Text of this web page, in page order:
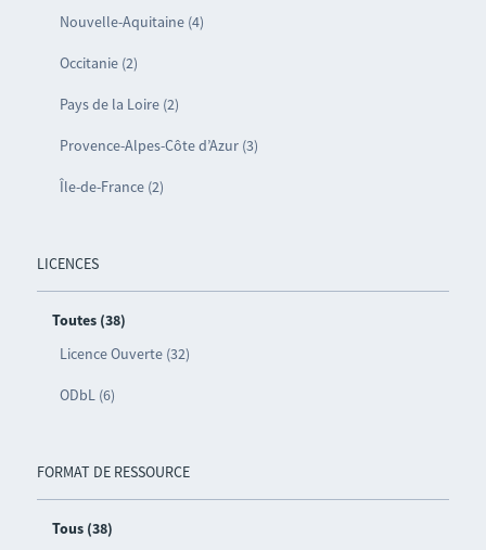
Nouvelle-Aquitaine (4)
Occitanie (2)
Pays de la Loire (2)
Provence-Alpes-Côte d’Azur (3)
Île-de-France (2)
LICENCES
Toutes (38)
Licence Ouverte (32)
ODbL (6)
FORMAT DE RESSOURCE
Tous (38)